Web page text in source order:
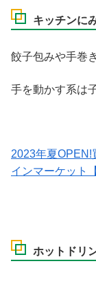
キッチンに
餃子包みや手巻
手を動かす系は
2023年夏OPEN!
インマーケット
ホットドリ